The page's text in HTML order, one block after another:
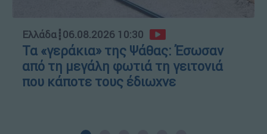
Ελλάδα┋06.08.2026 10:30
Τα «γεράκια» της Ψάθας: Έσωσαν
από τη μεγάλη φωτιά τη γειτονιά
που κάποτε τους έδιωχνε